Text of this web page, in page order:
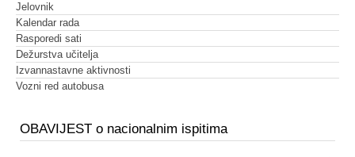
Jelovnik
Kalendar rada
Rasporedi sati
Dežurstva učitelja
Izvannastavne aktivnosti
Vozni red autobusa
OBAVIJEST o nacionalnim ispitima